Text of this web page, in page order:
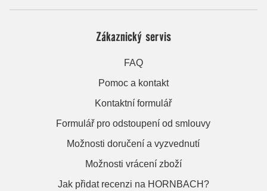
Zákaznický servis
FAQ
Pomoc a kontakt
Kontaktní formulář
Formulář pro odstoupení od smlouvy
Možnosti doručení a vyzvednutí
Možnosti vrácení zboží
Jak přidat recenzi na HORNBACH?